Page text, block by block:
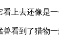
上去还像是
看到了猎物